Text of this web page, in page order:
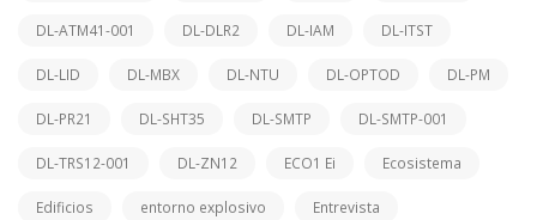
DL-ATM41-001 DL-DLR2 DL-IAM DL-ITST
DL-LID DL-MBX DL-NTU DL-OPTOD DL-PM
DL-PR21 DL-SHT35 DL-SMTP DL-SMTP-001
DL-TRS12-001 DL-ZN12 ECO1 Ei Ecosistema
Edificios entorno explosivo Entrevista